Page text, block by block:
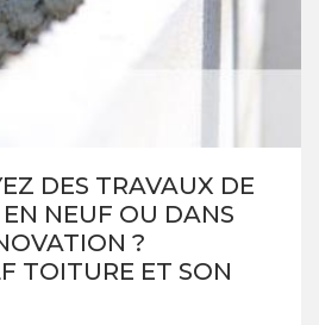
DES TRAVAUX DE
NEUF OU DANS
?
TOITURE ET SON